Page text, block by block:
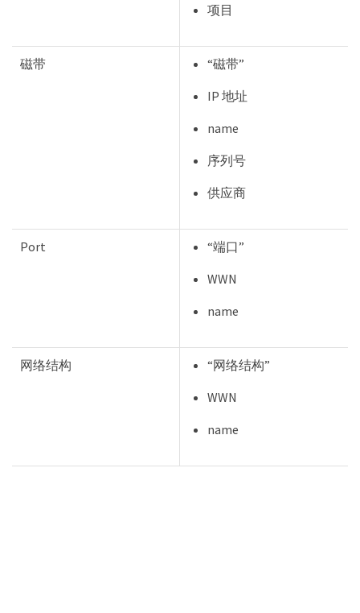
项目
磁带
“磁带”
IP 地址
name
序列号
供应商
Port
“端口”
WWN
name
网络结构
“网络结构”
WWN
name